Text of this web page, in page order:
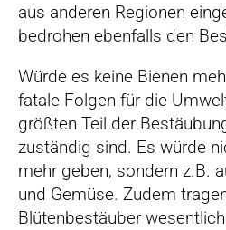
aus anderen Regionen
bedrohen ebenfalls den
Würde es keine Bienen
fatale Folgen für die
größten Teil der
zuständig sind. Es würde
mehr geben, sondern z.B.
und Gemüse. Zudem
Blütenbestäuber